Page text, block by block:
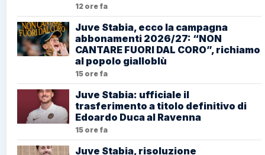
12 ore fa
Juve Stabia, ecco la campagna
abbonamenti 2026/27: “NON
CANTARE FUORI DAL CORO”, richiamo
al popolo gialloblù
15 ore fa
Juve Stabia: ufficiale il
trasferimento a titolo definitivo di
Edoardo Duca al Ravenna
15 ore fa
Juve Stabia, risoluzione